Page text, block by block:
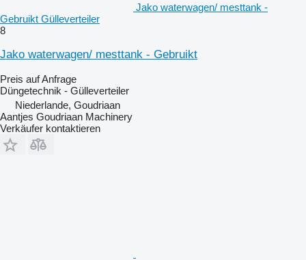
Jako waterwagen/ mesttank -
Gebruikt Gülleverteiler
8
Jako waterwagen/ mesttank - Gebruikt
Preis auf Anfrage
Düngetechnik - Gülleverteiler
Niederlande, Goudriaan
Aantjes Goudriaan Machinery
Verkäufer kontaktieren